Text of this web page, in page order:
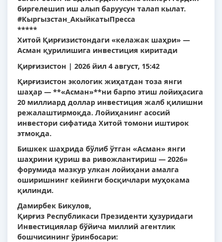
биргелешип иш алып баруусун талап кылат.
#Кыргызстан_АкыйкатыПресса
*****
Хитой Қирғизистондаги «келажак шаҳри» —
Асман қурилишига инвестиция киритади
Қирғизистон | 2026 йил 4 август, 15:42
Қирғизистон экологик жиҳатдан тоза янги
шаҳар — **«Асман»**ни барпо этиш лойиҳасига
20 миллиард доллар инвестиция жалб қилишни
режалаштирмоқда. Лойиҳанинг асосий
инвестори сифатида Хитой томони иштирок
этмоқда.
Бишкек шаҳрида бўлиб ўтган «Асман» янги
шаҳрини қуриш ва ривожлантириш — 2026»
форумида мазкур улкан лойиҳани амалга
оширишнинг кейинги босқичлари муҳокама
қилинди.
Дамирбек Бикулов,
Қирғиз Республикаси Президенти ҳузуридаги
Инвестициялар бўйича миллий агентлик
бошчисининг ўринбосари: